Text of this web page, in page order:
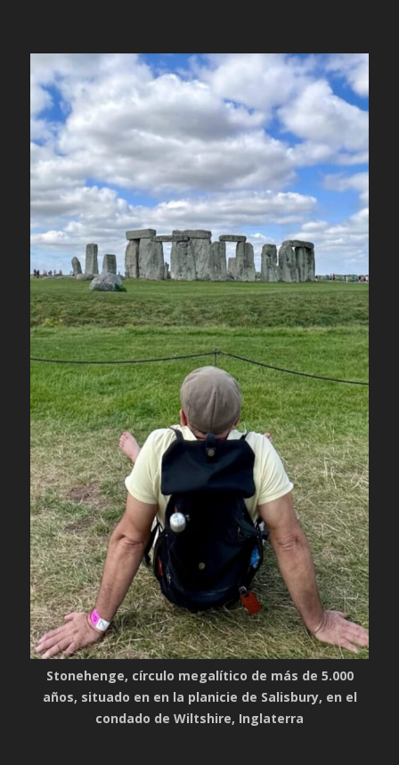
Stonehenge, círculo megalítico de más de 5.000
años, situado en en la planicie de Salisbury, en el
condado de Wiltshire, Inglaterra